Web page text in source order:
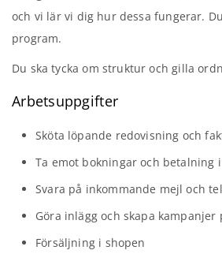
och vi lär vi dig hur dessa fungerar.
program.
Du ska tycka om struktur och gilla
Arbetsuppgifter
Sköta löpande redovisning och
Ta emot bokningar och betalning
Svara på inkommande mejl och
Göra inlägg och skapa kampanjer
Försäljning i shopen